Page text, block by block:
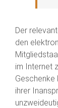
Der
den
im Internet
Geschenke
ihrer